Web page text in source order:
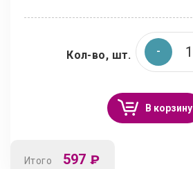
Кол-во, шт.
В корзину
Итого 597 ₽